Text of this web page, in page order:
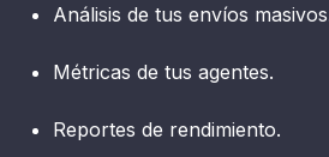
Análisis de tus envíos
Métricas de tus agentes.
Reportes de rendimiento.